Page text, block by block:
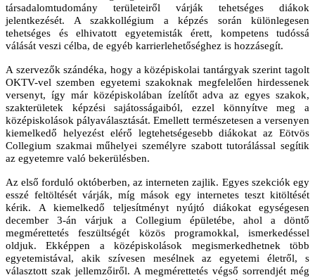
társadalomtudomány területeiről várják tehetséges diákok
jelentkezését. A szakkollégium a képzés során különlegesen
tehetséges és elhivatott egyetemisták érett, kompetens tudóssá
válását veszi célba, de egyéb karrierlehetőséghez is hozzásegít.
A szervezők szándéka, hogy a középiskolai tantárgyak szerint tagolt
OKTV-vel szemben egyetemi szakoknak megfelelően hirdessenek
versenyt, így már középiskolában ízelítőt adva az egyes szakok,
szakterületek képzési sajátosságaiból, ezzel könnyítve meg a
középiskolások pályaválasztását. Emellett természetesen a versenyen
kiemelkedő helyezést elérő legtehetségesebb diákokat az Eötvös
Collegium szakmai műhelyei személyre szabott tutorálással segítik
az egyetemre való bekerülésben.
Az első forduló októberben, az interneten zajlik. Egyes szekciók egy
esszé feltöltését várják, míg mások egy internetes teszt kitöltését
kérik. A kiemelkedő teljesítményt nyújtó diákokat egységesen
december 3-án várjuk a Collegium épületébe, ahol a döntő
megmérettetés feszültségét közös programokkal, ismerkedéssel
oldjuk. Ekképpen a középiskolások megismerkedhetnek több
egyetemistával, akik szívesen mesélnek az egyetemi életről, s
választott szak jellemzőiről. A megmérettetés végső sorrendjét még